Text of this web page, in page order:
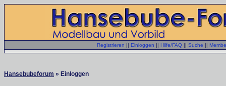
Registrieren || Einloggen || Hilfe/FAQ || Suche ||
Hansebubeforum » Einloggen